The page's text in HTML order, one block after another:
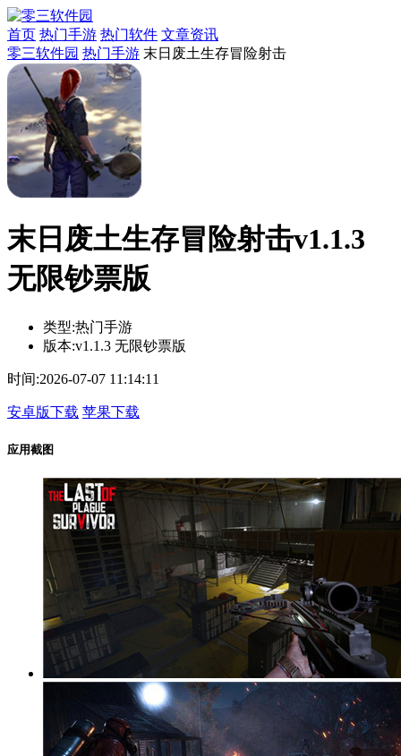
首页 热门手游 热门软件 文章资讯
零三软件园 热门手游 末日废土生存冒险射击
末日废土生存冒险射击v1.1.3
无限钞票版
类型:热门手游
版本:v1.1.3 无限钞票版
时间:2026-07-07 11:14:11
安卓版下载 苹果下载
应用截图